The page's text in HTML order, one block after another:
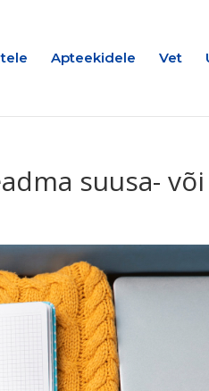
Apteekidele Vet
suusa- või